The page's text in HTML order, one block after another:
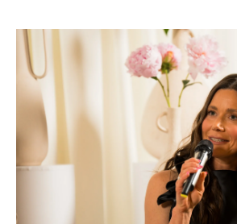
moda & ljepota